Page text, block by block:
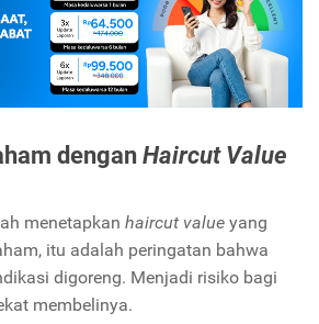
denganHaircut Value
menetapkan haircut value yang
itu adalah peringatan bahwa
digoreng. Menjadi risiko bagi
membelinya.